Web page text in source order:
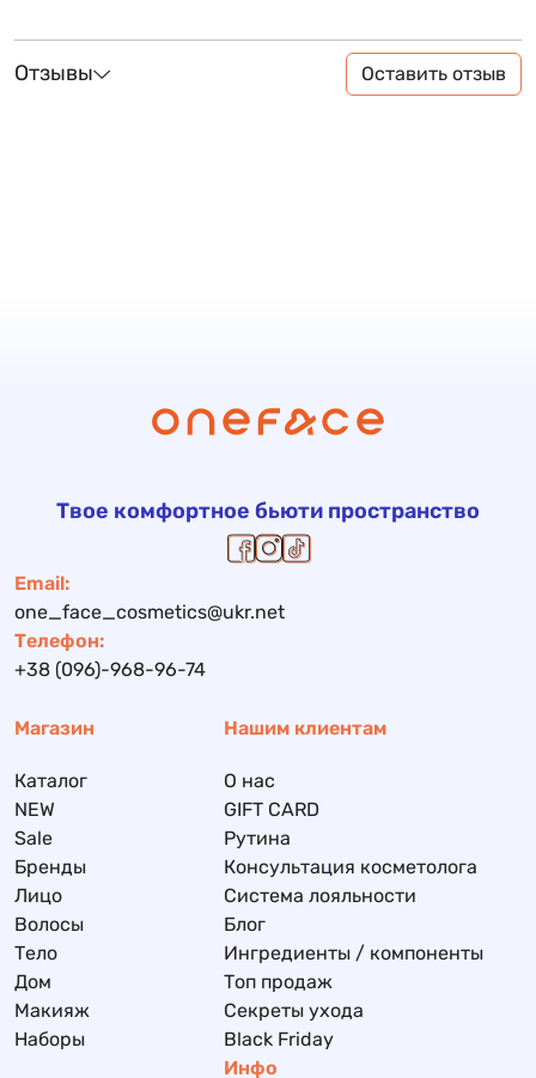
Отзывы Оставить отзыв
Твое комфортное бьюти пространство
Email:
one_face_cosmetics@ukr.net
Телефон:
+38 (096)-968-96-74
Магазин
Каталог
NEW
Sale
Бренды
Лицо
Волосы
Тело
Дом
Макияж
Наборы
Нашим клиентам
О нас
GIFT CARD
Рутина
Консультация косметолога
Система лояльности
Блог
Ингредиенты / компоненты
Топ продаж
Секреты ухода
Black Friday
Инфо